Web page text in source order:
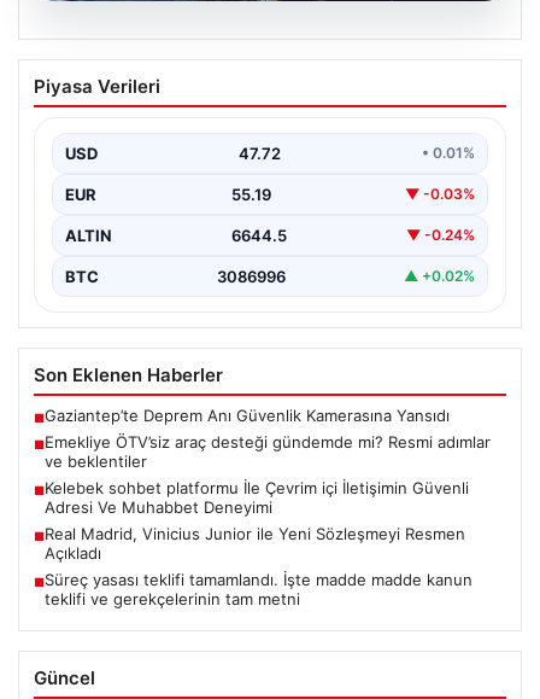
Emekliye ÖTV’siz araç desteği
gündemde mi? Resmi adımlar ve
Son zamanlarda sosyal medyada ve çeşitli haber
imkanlarının…
Piyasa Verileri
USD 47.72 • 0.01%
EUR 55.19 ▼ -0.03%
ALTIN 6644.5 ▼ -0.24%
BTC 3086996 ▲ +0.02%
Son Eklenen Haberler
■Gaziantep’te Deprem Anı Güvenlik Kamerasına Yansıdı
■Emekliye ÖTV’siz araç desteği gündemde mi? Resmi adımlar
ve beklentiler
■Kelebek sohbet platformu İle Çevrim içi İletişimin Güvenli
Adresi Ve Muhabbet Deneyimi
■Real Madrid, Vinicius Junior ile Yeni Sözleşmeyi Resmen
Açıkladı
■Süreç yasası teklifi tamamlandı. İşte madde madde kanun
teklifi ve gerekçelerinin tam metni
Güncel